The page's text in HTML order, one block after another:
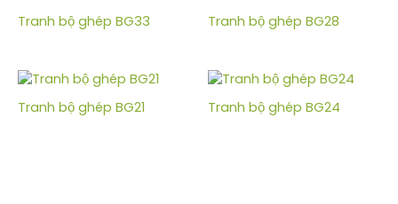
Tranh bộ ghép BG33 Tranh bộ ghép BG28
Tranh bộ ghép BG21 Tranh bộ ghép BG24